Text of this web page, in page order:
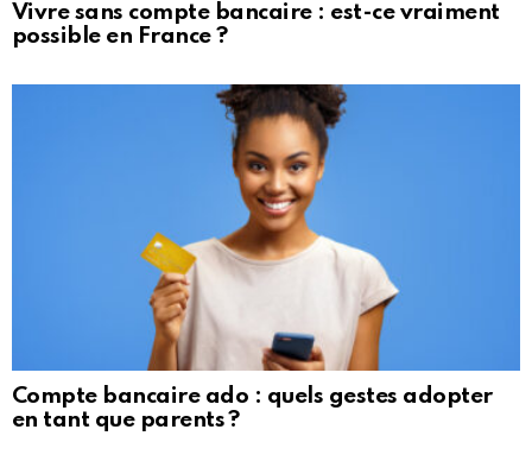
Vivre sans compte bancaire : est-ce vraiment
possible en France ?
Compte bancaire ado : quels gestes adopter
en tant que parents ?